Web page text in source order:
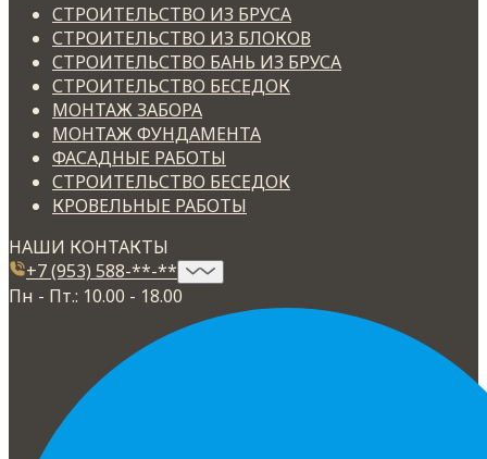
СТРОИТЕЛЬСТВО ИЗ БРУСА
СТРОИТЕЛЬСТВО ИЗ БЛОКОВ
СТРОИТЕЛЬСТВО БАНЬ ИЗ БРУСА
СТРОИТЕЛЬСТВО БЕСЕДОК
МОНТАЖ ЗАБОРА
МОНТАЖ ФУНДАМЕНТА
ФАСАДНЫЕ РАБОТЫ
СТРОИТЕЛЬСТВО БЕСЕДОК
КРОВЕЛЬНЫЕ РАБОТЫ
НАШИ КОНТАКТЫ
+7 (953) 588-**-**
Пн - Пт.: 10.00 - 18.00